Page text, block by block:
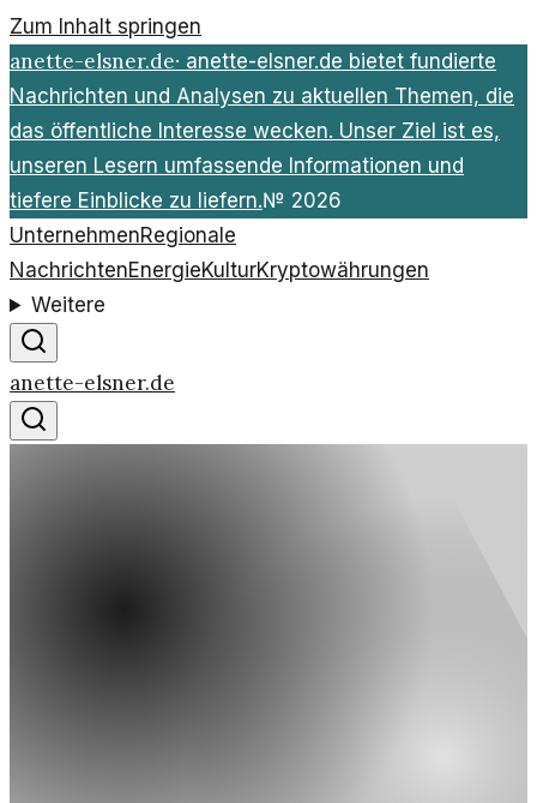
Zum Inhalt springen
anette-elsner.de· anette-elsner.de bietet fundierte
Nachrichten und Analysen zu aktuellen Themen, die
das öffentliche Interesse wecken. Unser Ziel ist es,
unseren Lesern umfassende Informationen und
tiefere Einblicke zu liefern.№ 2026
UnternehmenRegionale
NachrichtenEnergieKulturKryptowährungen
Weitere
anette-elsner.de